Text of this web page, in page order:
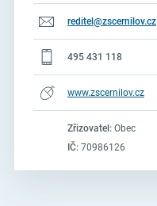
reditel@zscernilov.cz
495 431 118
www.zscernilov.cz
Zřizovatel:Obec
IČ:70986126